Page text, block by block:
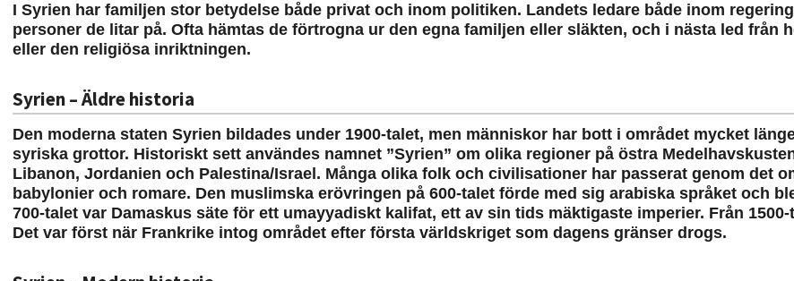
I Syrien har familjen stor betydelse både privat och inom politiken. Landets ledare både inom
personer de litar på. Ofta hämtas de förtrogna ur den egna familjen eller släkten, och i nästa led från
eller den religiösa inriktningen.
Syrien – Äldre historia
Den moderna staten Syrien bildades under 1900-talet, men människor har bott i området mycket
syriska grottor. Historiskt sett användes namnet ”Syrien” om olika regioner på östra
Libanon, Jordanien och Palestina/Israel. Många olika folk och civilisationer har passerat genom det
babylonier och romare. Den muslimska erövringen på 600-talet förde med sig arabiska språket och
700-talet var Damaskus säte för ett umayyadiskt kalifat, ett av sin tids mäktigaste imperier. Från
Det var först när Frankrike intog området efter första världskriget som dagens gränser drogs.